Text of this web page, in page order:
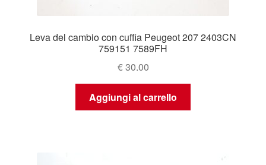
Leva del cambio con cuffia Peugeot 207 2403CN
759151 7589FH
€30.00
Aggiungi al carrello